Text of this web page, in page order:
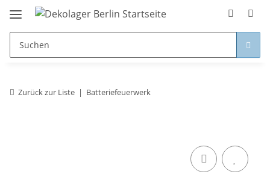
Zurück zur Liste Batteriefeuerwerk